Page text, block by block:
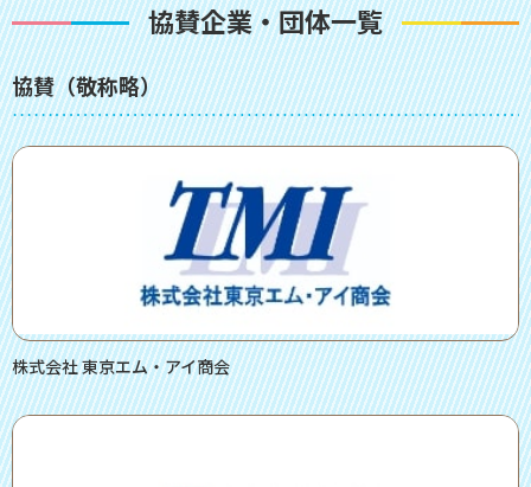
協賛企業・団体一覧
協賛（敬称略）
株式会社 東京エム・アイ商会